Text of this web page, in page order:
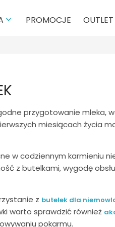
 PROMOCJE OUTLET
przygotowanie mleka,
miesiącach życia
w codziennym karmieniu
z butelkami, wygodę
z butelek dla
warto sprawdzić również
pokarmu.